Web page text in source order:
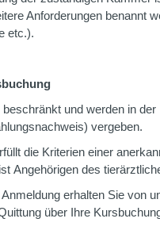
Anforderungen benannt
etc.).
und werden in
vergeben.
die Kriterien einer
Angehörigen des
erhalten Sie von
über Ihre